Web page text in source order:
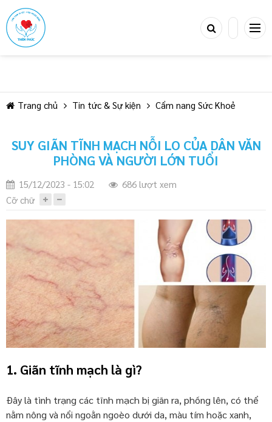
TIẾP TỤC MUA HÀNG
Trang chủ Tin tức & Sự kiện Cẩm nang Sức Khoẻ
SUY GIÃN TĨNH MẠCH NỖI LO CỦA DÂN VĂN
PHÒNG VÀ NGƯỜI LỚN TUỔI
15/12/2023 - 15:02
686 lượt xem
Cỡ chữ
1. Giãn tĩnh mạch là gì?
Đây là tình trạng các tĩnh mạch bị giãn ra, phồng lên, có thể
nằm nông và nổi ngoằn ngoèo dưới da, màu tím hoặc xanh,